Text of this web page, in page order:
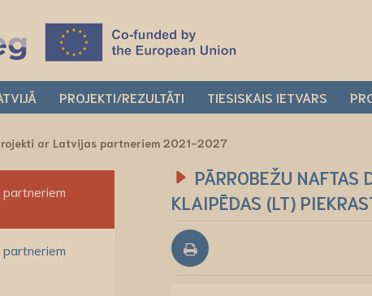
PROJEKTI/REZULTĀTI TIESISKAIS IETVARS
ar Latvijas partneriem 2021-2027
PĀRROBEŽU NAFTAS
KLAIPĒDAS (LT)